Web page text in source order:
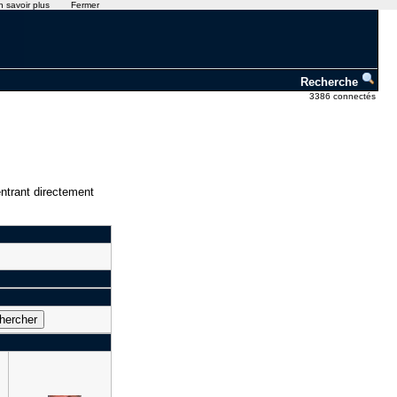
Recherche
3386 connectés
directement
savoir plus Fermer